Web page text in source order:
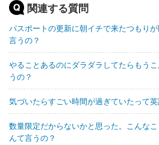
関連する質問
パスポートの更新に朝イチで来たつもり
言うの？
やることあるのにダラダラしてたらもう
うの？
気づいたらすごい時間が過ぎていたって
数量限定だからないかと思った。こんな
んて言うの？